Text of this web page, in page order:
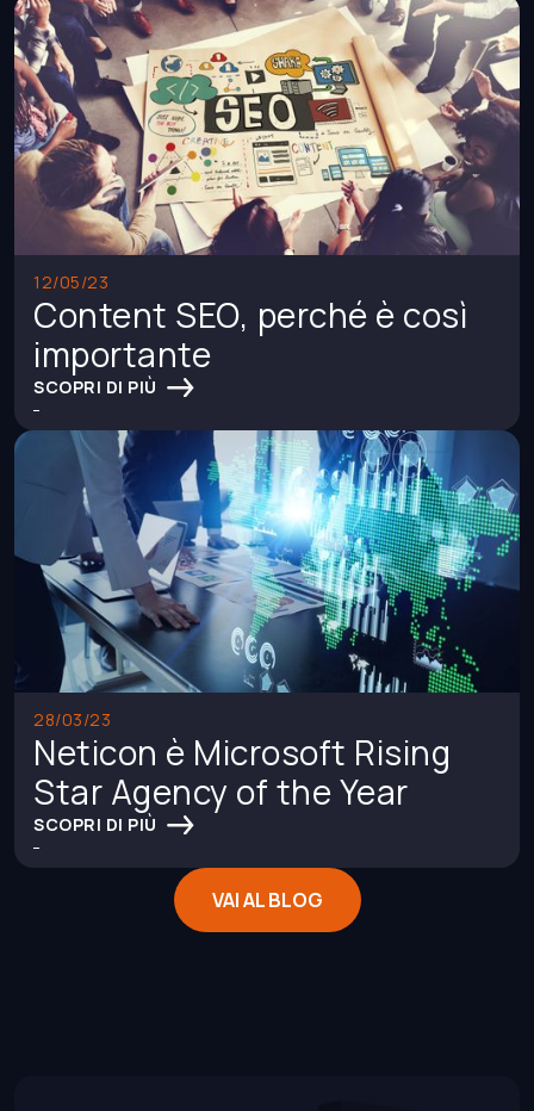
12/05/23
Content SEO, perché è così
importante
SCOPRI DI PIÙ
28/03/23
Neticon è Microsoft Rising
Star Agency of the Year
SCOPRI DI PIÙ
VAI AL BLOG